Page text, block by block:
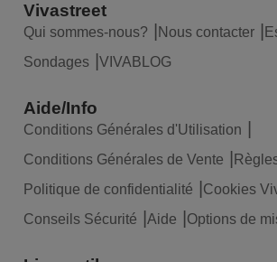
Vivastreet
Qui sommes-nous? Nous contacter
Sondages
VIVABLOG
Aide/Info
Conditions Générales d'Utilisation
Conditions Générales de Vente
Politique de confidentialité
Cookies
Conseils Sécurité
Aide Options de